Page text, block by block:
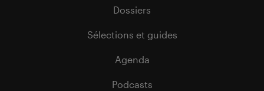
Dossiers
Sélections et guides
Agenda
Podcasts